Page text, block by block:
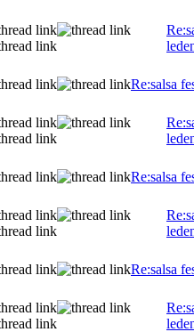
Re:salsa
Re:salsa
Re:salsa